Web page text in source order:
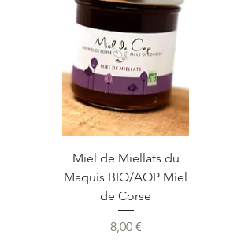
Miel de Miellats du
Maquis BIO/AOP Miel
de Corse
Prix
8,00 €